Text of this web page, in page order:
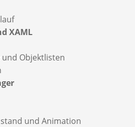
XAML
Objektlisten
und Animation